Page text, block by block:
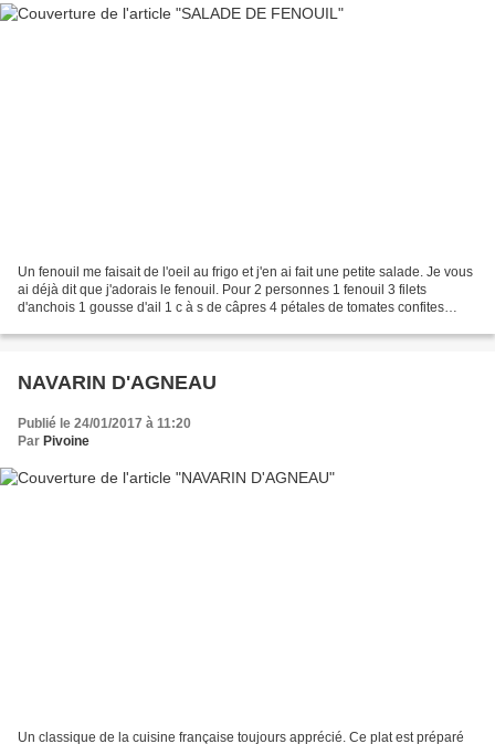
Un fenouil me faisait de l'oeil au frigo et j'en ai fait une petite salade. Je vous
ai déjà dit que j'adorais le fenouil. Pour 2 personnes 1 fenouil 3 filets
d'anchois 1 gousse d'ail 1 c à s de câpres 4 pétales de tomates confites
NAVARIN D'AGNEAU
Publié le 24/01/2017 à 11:20
Par Pivoine
Un classique de la cuisine française toujours apprécié. Ce plat est préparé